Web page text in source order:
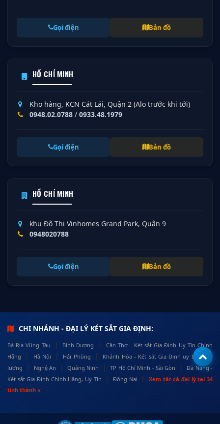
Gọi điện Bản đồ
HỒ CHÍ MINH
Kho hàng, KCN Cát Lái, Quận 2 (Alo trước khi tới)
0948.02.0788 / 0933.48.1979
Gọi điện Bản đồ
HỒ CHÍ MINH
khu Đô Thị Vinhomes Grand Park, Quận 9
0948020788
Gọi điện Bản đồ
CHI NHÁNH - ĐẠI LÝ KÉT SẮT GIA ĐỊNH:
Bà Rịa Vũng Tàu | Bình Dương |
Cần Thơ - Két sắt Gia Định Uy Tín Chính
Hãng
| Hà Nội | Hải Phòng |
Khánh Hòa - Két sắt Gia Định uy tín, chất
lượng
| Nghệ An | Quảng Ninh | TP Hồ Chí Minh - Sài Gòn |
Đà Nẵng -
Két sắt Gia Định Chính Hãng, Uy Tín
| Đồng Nai |
Xem tất cả đại lý tại 34
tỉnh thành »